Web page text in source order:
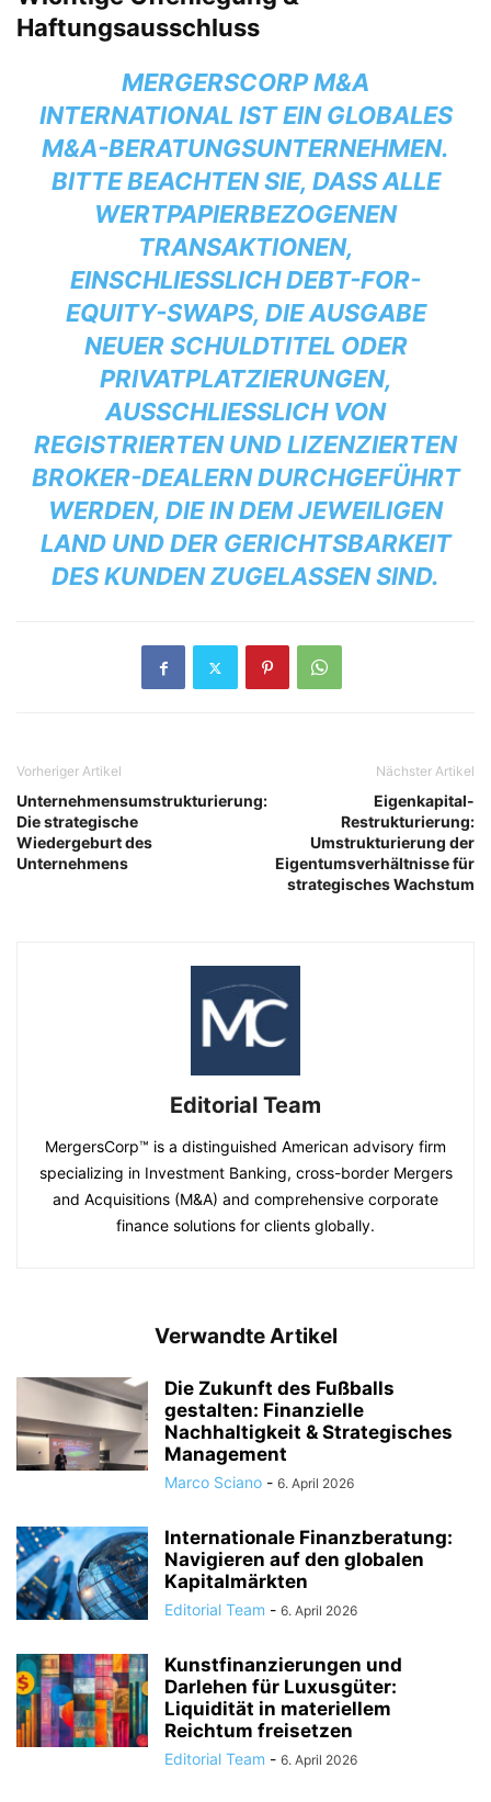
Haftungsausschluss
MERGERSCORP M&A
INTERNATIONAL IST EIN GLOBALES
M&A-BERATUNGSUNTERNEHMEN.
BITTE BEACHTEN SIE, DASS ALLE
WERTPAPIERBEZOGENEN
TRANSAKTIONEN,
EINSCHLIESSLICH DEBT-FOR-E
QUITY-SWAPS, DIE AUSGABE N
EUER SCHULDTITEL ODER P
RIVATPLATZIERUNGEN, A
USSCHLIESSLICH VON RE
GISTRIERTEN UND LIZENZIERTEN BR
OKER-DEALERN DURCHGEFÜHRT WE
RDEN, DIE IN DEM JEWEILIGEN LA
ND UND DER GERICHTSBARKEIT DE
S KUNDEN ZUGELASSEN SIND.
Vorheriger Artikel
Unternehmensumstrukturierung:
Die strategische
Wiedergeburt des
Unternehmens
Nächster Artikel
Eigenkapital-
Restrukturierung:
Umstrukturierung der
Eigentumsverhältnisse für
strategisches Wachstum
Editorial Team
MergersCorp™ is a distinguished American advisory firm
specializing in Investment Banking, cross-border Mergers
and Acquisitions (M&A) and comprehensive corporate
finance solutions for clients globally.
Verwandte Artikel
Die Zukunft des Fußballs
gestalten: Finanzielle
Nachhaltigkeit & Strategisches
Management
Marco Sciano - 6. April 2026
Internationale Finanzberatung:
Navigieren auf den globalen
Kapitalmärkten
Editorial Team - 6. April 2026
Kunstfinanzierungen und
Darlehen für Luxusgüter:
Liquidität in materiellem
Reichtum freisetzen
Editorial Team - 6. April 2026